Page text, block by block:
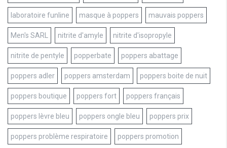
laboratoire funline masque à poppers mauvais poppers
Men's SARL nitrite d'amyle nitrite d'isopropyle
nitrite de pentyle popperbate poppers abattage
poppers adler poppers amsterdam poppers boite de nuit
poppers boutique poppers fort poppers français
poppers lèvre bleu poppers ongle bleu poppers prix
poppers problème respiratoire poppers promotion